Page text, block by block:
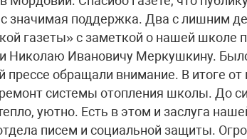
значимая поддержка. Два с лишним
газеты» с заметкой о нашей школе
Николаю Ивановичу Меркушкину.
прессе обращали внимание. В итоге
системы отопления школы. До
уютно. Есть в этом и заслуга
писем и социальной защиты.